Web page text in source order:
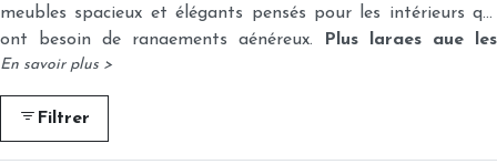
meubles spacieux et élégants pensés pour les intérieurs qui
ont besoin de rangements généreux.
Plus larges que les
modèlesvaisselier 2 portes
une capacité supplémentaire
votre linge de maison ou vos objets du quotidien, tout en
permettant d’exposer vos plus belles pièces derrière leurs
En savoir plus >
Filtrer